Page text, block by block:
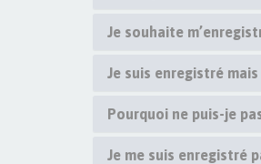
Je souhaite
Je suis enregistré
Pourquoi ne puis-je
Je me suis enregistré